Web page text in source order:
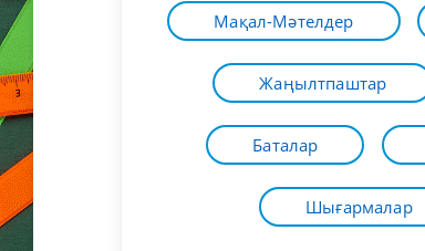
Мақал-Мәтелдер
Жаңылтпаштар
Баталар
Шығармалар